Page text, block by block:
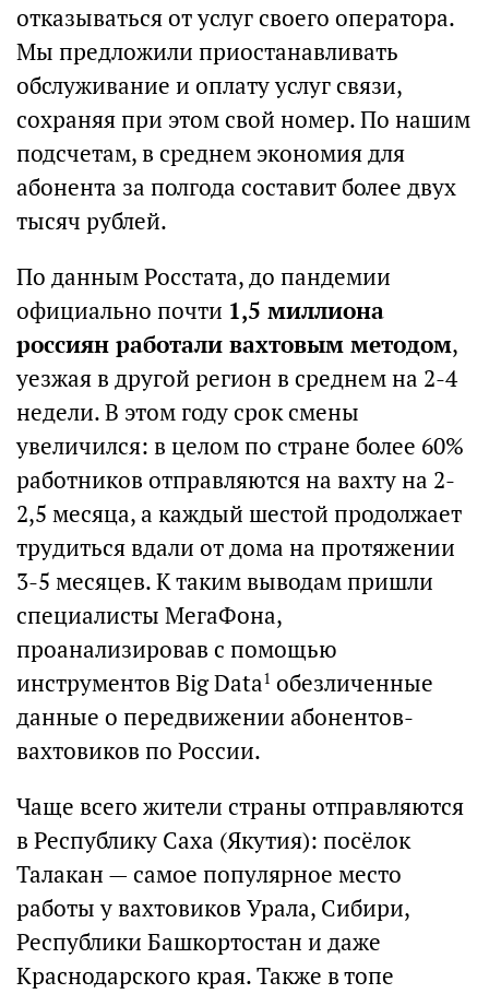
отказываться от услуг своего оператора.
Мы предложили приостанавливать
обслуживание и оплату услуг связи,
сохраняя при этом свой номер. По нашим
подсчетам, в среднем экономия для
абонента за полгода составит более двух
тысяч рублей.
По данным Росстата, до пандемии
официально почти 1,5 миллиона
россиян работали вахтовым методом,
уезжая в другой регион в среднем на 2-4
недели. В этом году срок смены
увеличился: в целом по стране более 60%
работников отправляются на вахту на 2-
2,5 месяца, а каждый шестой продолжает
трудиться вдали от дома на протяжении
3-5 месяцев. К таким выводам пришли
специалисты МегаФона,
проанализировав с помощью
инструментов Big Data1 обезличенные
данные о передвижении абонентов-
вахтовиков по России.
Чаще всего жители страны отправляются
в Республику Саха (Якутия): посёлок
Талакан — самое популярное место
работы у вахтовиков Урала, Сибири,
Республики Башкортостан и даже
Краснодарского края. Также в топе